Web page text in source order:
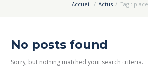
Accueil Actus Tag : place
No posts found
Sorry, but nothing matched your search criteria.